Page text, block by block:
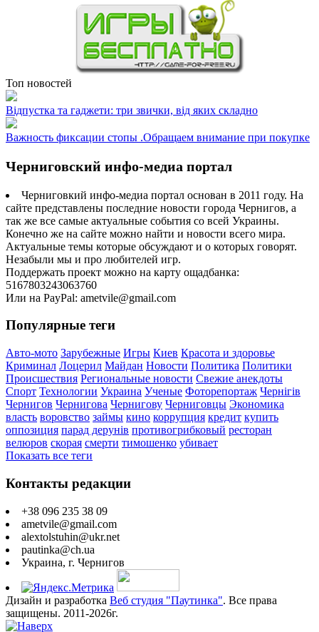
Топ новостей
Відпустка та гаджети: три звички, від яких складно
Важность фиксации стопы .Обращаем внимание при покупке
Черниговский инфо-медиа портал
Черниговкий инфо-медиа портал основан в 2011 году. На
сайте представлены последние новости города Чернигов, а
так же все самые актуальные события со всей Украины.
Конечно же на сайте можно найти и новости всего мира.
Актуальные темы которые обсуждают и о которых говорят.
Незабыли мы и про любителей игр.
Поддержать проект можно на карту ощадбанка:
5167803243063760
Или на PayPal: ametvile@gmail.com
Популярные теги
Авто-мото Зарубежные Игры Киев Красота и здоровье
Криминал Лоцерил Майдан Новости Политика Политики
Происшествия Региональные новости Свежие анекдоты
Спорт Технологии Украина Ученые Фоторепортаж Чернігів
Чернигов Чернигова Чернигову Черниговцы Экономика
власть воровство займы кино коррупция кредит купить
оппозиция парад дерунів противогрибковый ресторан
велюров скорая смерти тимошенко убивает
Показать все теги
Контакты редакции
+38 096 235 38 09
ametvile@gmail.com
alextolstuhin@ukr.net
pautinka@ch.ua
Украина, г. Чернигов
Дизайн и разработка Веб студия "Паутинка". Все права
защищены. 2011-2026г.